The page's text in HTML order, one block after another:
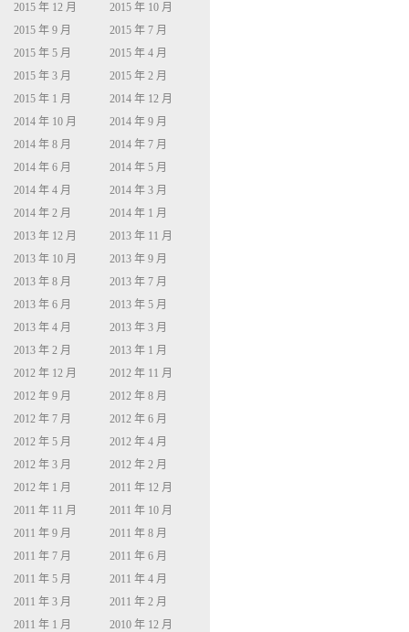
2015 年 12 月
2015 年 10 月
2015 年 9 月
2015 年 7 月
2015 年 5 月
2015 年 4 月
2015 年 3 月
2015 年 2 月
2015 年 1 月
2014 年 12 月
2014 年 10 月
2014 年 9 月
2014 年 8 月
2014 年 7 月
2014 年 6 月
2014 年 5 月
2014 年 4 月
2014 年 3 月
2014 年 2 月
2014 年 1 月
2013 年 12 月
2013 年 11 月
2013 年 10 月
2013 年 9 月
2013 年 8 月
2013 年 7 月
2013 年 6 月
2013 年 5 月
2013 年 4 月
2013 年 3 月
2013 年 2 月
2013 年 1 月
2012 年 12 月
2012 年 11 月
2012 年 9 月
2012 年 8 月
2012 年 7 月
2012 年 6 月
2012 年 5 月
2012 年 4 月
2012 年 3 月
2012 年 2 月
2012 年 1 月
2011 年 12 月
2011 年 11 月
2011 年 10 月
2011 年 9 月
2011 年 8 月
2011 年 7 月
2011 年 6 月
2011 年 5 月
2011 年 4 月
2011 年 3 月
2011 年 2 月
2011 年 1 月
2010 年 12 月